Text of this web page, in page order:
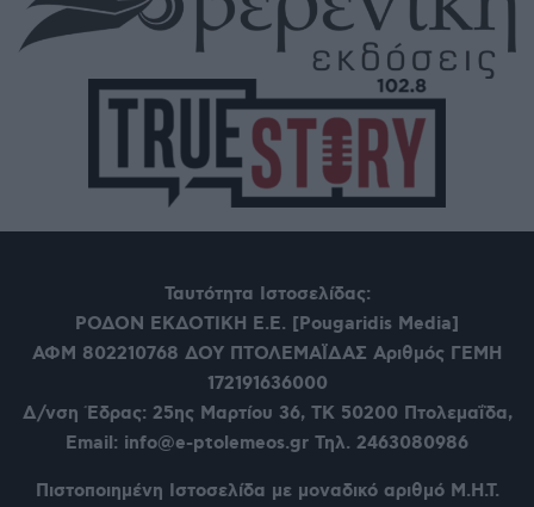
Ταυτότητα Ιστοσελίδας:
ΡΟΔΟΝ ΕΚΔΟΤΙΚΗ Ε.Ε. [Pougaridis Media]
ΑΦΜ 802210768 ΔΟΥ ΠΤΟΛΕΜΑΪΔΑΣ Αριθμός ΓΕΜΗ
172191636000
Δ/νση Έδρας: 25ης Μαρτίου 36, ΤΚ 50200 Πτολεμαΐδα,
Email: info@e-ptolemeos.gr Τηλ. 2463080986
Πιστοποιημένη Ιστοσελίδα με μοναδικό αριθμό Μ.Η.Τ.